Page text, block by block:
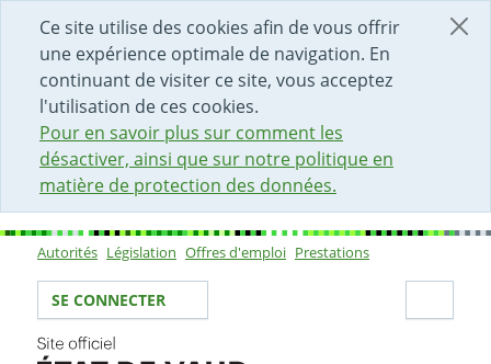
Ce site utilise des cookies afin de vous offrir
une expérience optimale de navigation. En
continuant de visiter ce site, vous acceptez
l'utilisation de ces cookies.
Pour en savoir plus sur comment les
désactiver, ainsi que sur notre politique en
matière de protection des données.
DÉBUT DU CONTENU DE LA PAGE
ACCÈS AU CHAMP DE RECHERCHE
PAGE D'ACCUEIL
FORMULAIRE DE CONTACT
Sous-navigation
Autorités Législation Offres d'emploi Prestations
Votre identité
SE CONNECTER